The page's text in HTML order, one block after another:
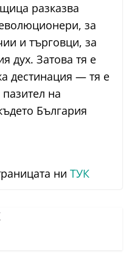
разказва
за
и търговци, за
дух. Затова тя е
дестинация — тя е
пазител на
България
ни ТУК